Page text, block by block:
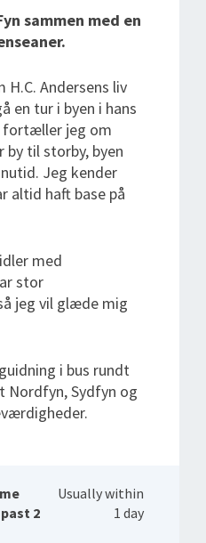
sammen med en
Andersens liv
en tur i byen i hans
fortæller jeg om
by til storby, byen
Jeg kender
altid haft base på
med
stor
jeg vil glæde mig
i bus rundt
Nordfyn, Sydfyn og
2
Usually within
1 day